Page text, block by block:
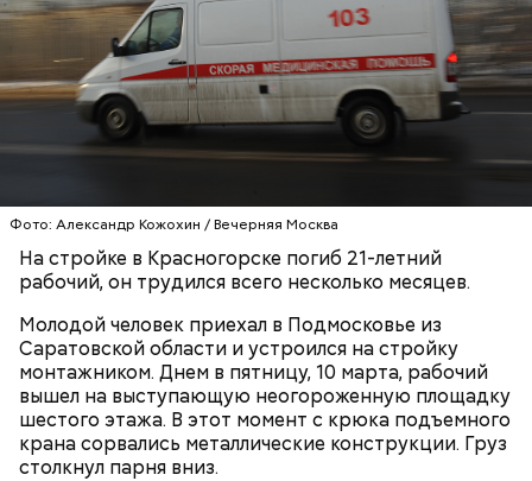
Фото: Александр Кожохин / Вечерняя Москва
На стройке в Красногорске погиб 21-летний
рабочий, он трудился всего несколько месяцев.
Молодой человек приехал в Подмосковье из
Саратовской области и устроился на стройку
монтажником. Днем в пятницу, 10 марта, рабочий
вышел на выступающую неогороженную площадку
шестого этажа. В этот момент с крюка подъемного
крана сорвались металлические конструкции. Груз
столкнул парня вниз.
Когда ему дали прикурить, он сказал: